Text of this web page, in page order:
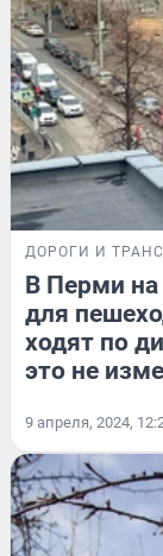
ДОРОГИ И
В Перми на
для
ходят по
это не
9 апреля, 2024,